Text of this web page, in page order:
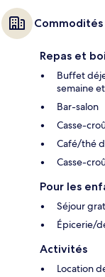
Repas et
Buffet
semaine
Bar-salon
Casse-
Café/thé
Casse-
Pour les
Séjour
Épicerie/
Activités
Location